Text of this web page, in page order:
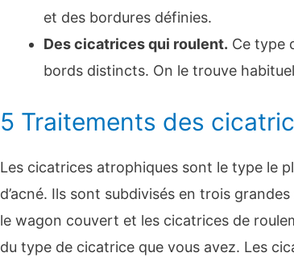
et des bordures définies.
Des cicatrices qui roulent. Ce type
bords distincts. On le trouve
5 Traitements des
Les cicatrices atrophiques sont le type le
d’acné. Ils sont subdivisés en trois
le wagon couvert et les cicatrices de
du type de cicatrice que vous avez. Les